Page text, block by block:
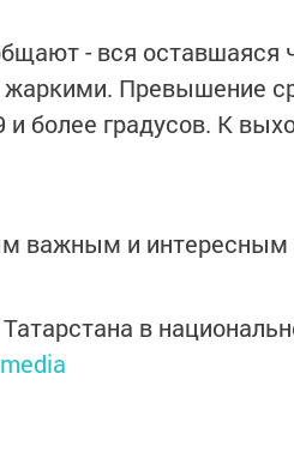
- вся оставшаяся
жаркими. Превышение
более градусов. К
важным и интересным
в